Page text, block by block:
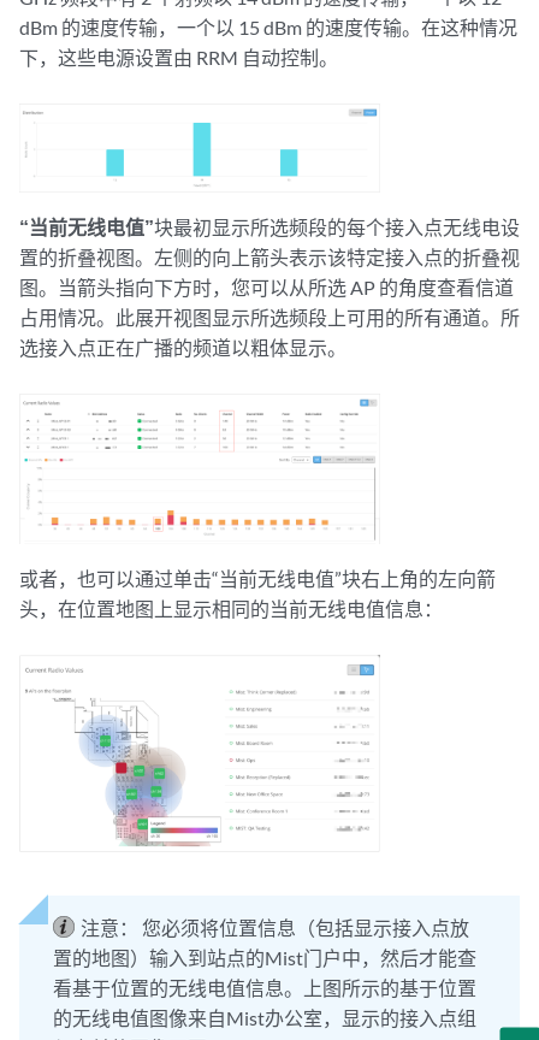
dBm 的速度传输，一个以 15 dBm 的速度传输。在这种情况
下，这些电源设置由 RRM 自动控制。
“当前无线电值”块最初显示所选频段的每个接入点无线电设
置的折叠视图。左侧的向上箭头表示该特定接入点的折叠视
图。当箭头指向下方时，您可以从所选 AP 的角度查看信道
占用情况。此展开视图显示所选频段上可用的所有通道。所
选接入点正在广播的频道以粗体显示。
或者，也可以通过单击“当前无线电值”块右上角的左向箭
头，在位置地图上显示相同的当前无线电值信息：
注意：
您必须将位置信息（包括显示接入点放
置的地图）输入到站点的Mist门户中，然后才能查
看基于位置的无线电值信息。上图所示的基于位置
的无线电值图像来自Mist办公室，显示的接入点组